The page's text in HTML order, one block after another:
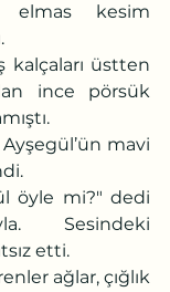
elmas kesim
kalçaları üstten
ince pörsük
Sesindeki
etti.